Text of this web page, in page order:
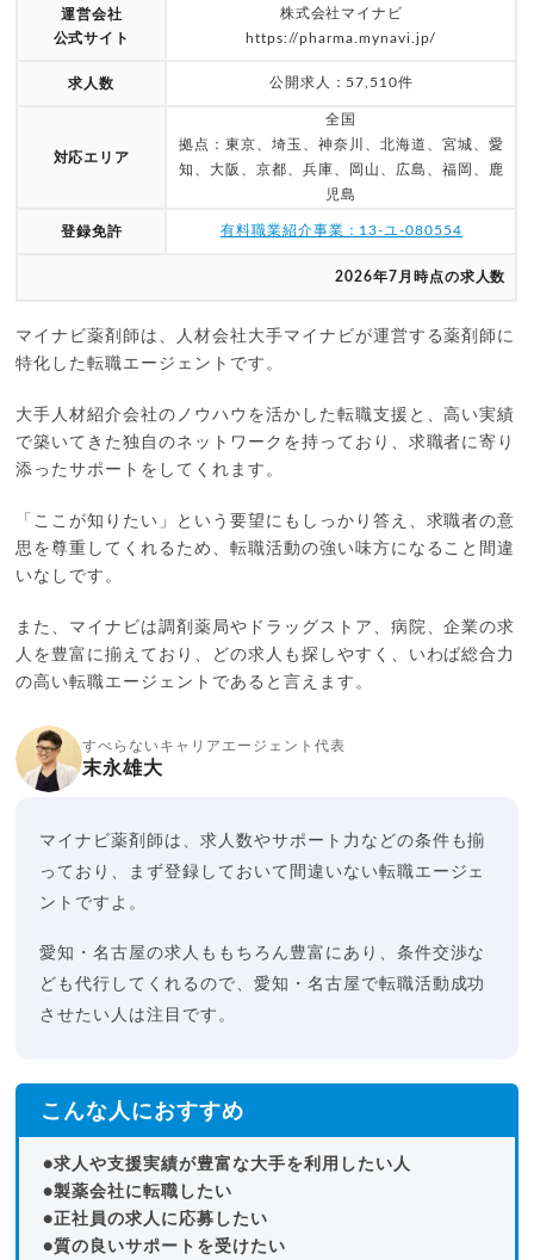
運営会社
公式サイト
株式会社マイナビ
https://pharma.mynavi.jp/
求人数 公開求人：57,510件
対応エリア
全国
拠点：東京、埼玉、神奈川、北海道、宮城、愛
知、大阪、京都、兵庫、岡山、広島、福岡、鹿
児島
登録免許 有料職業紹介事業：13-ユ-080554
2026年7月時点の求人数
マイナビ薬剤師は、人材会社大手マイナビが運営する薬剤師に
特化した転職エージェントです。
大手人材紹介会社のノウハウを活かした転職支援と、高い実績
で築いてきた独自のネットワークを持っており、求職者に寄り
添ったサポートをしてくれます。
「ここが知りたい」という要望にもしっかり答え、求職者の意
思を尊重してくれるため、転職活動の強い味方になること間違
いなしです。
また、マイナビは調剤薬局やドラッグストア、病院、企業の求
人を豊富に揃えており、どの求人も探しやすく、いわば総合力
の高い転職エージェントであると言えます。
すべらないキャリアエージェント代表
末永雄大
マイナビ薬剤師は、求人数やサポート力などの条件も揃
っており、まず登録しておいて間違いない転職エージェ
ントですよ。
愛知・名古屋の求人ももちろん豊富にあり、条件交渉な
ども代行してくれるので、愛知・名古屋で転職活動成功
させたい人は注目です。
こんな人におすすめ
●求人や支援実績が豊富な大手を利用したい人
●製薬会社に転職したい
●正社員の求人に応募したい
●質の良いサポートを受けたい